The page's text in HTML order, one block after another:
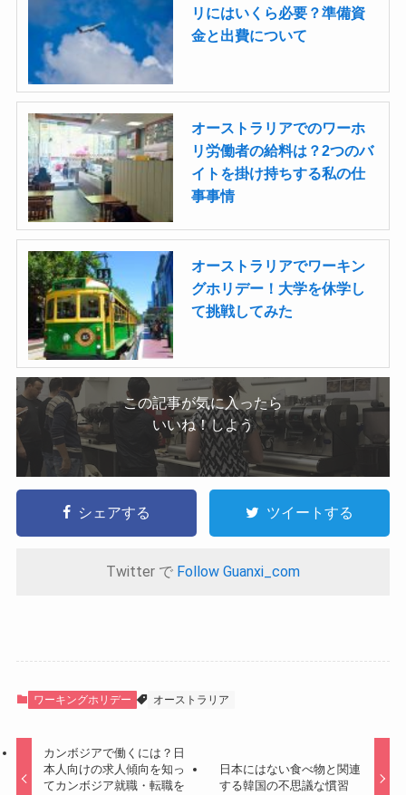
リにはいくら必要？準備資
金と出費について
オーストラリアでのワーホ
リ労働者の給料は？2つのバ
イトを掛け持ちする私の仕
事事情
オーストラリアでワーキン
グホリデー！大学を休学し
て挑戦してみた
この記事が気に入ったら
いいね！しよう
シェアする ツイートする
Twitter で Follow Guanxi_com
ワーキングホリデー オーストラリア
カンボジアで働くには？日
本人向けの求人傾向を知っ
てカンボジア就職・転職を
日本にはない食べ物と関連
する韓国の不思議な慣習